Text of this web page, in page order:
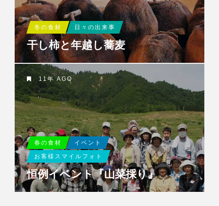
冬の食材 日々の出来事
干し柿と年越し蕎麦
11年 AGO
春の食材
イベント
お客様スマイルフォト
恒例イベント『山菜採り』